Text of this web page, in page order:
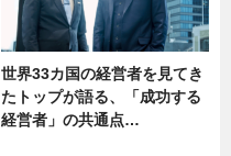
世界33カ国の経営者を見てき
たトップが語る、「成功する
経営者」の共通点…